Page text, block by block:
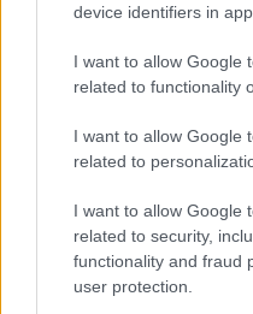
device identifiers in
I want to allow Google
related to functionality
I want to allow Google
related to
I want to allow Google
related to security,
functionality and fraud
user protection.
Το παράπονο της
Η δουλειά με τα